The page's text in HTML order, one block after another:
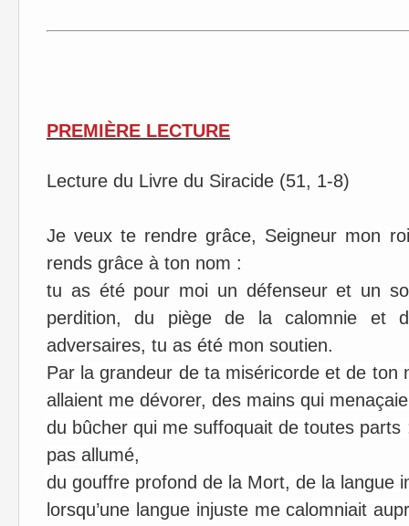
PREMIÈRE LECTURE
Lecture du Livre du Siracide (51, 1-8)
Je veux te rendre grâce, Seigneur mon
rends grâce à ton nom :
tu as été pour moi un défenseur et un
perdition, du piège de la calomnie et
adversaires, tu as été mon soutien.
Par la grandeur de ta miséricorde et de ton
allaient me dévorer, des mains qui
du bûcher qui me suffoquait de toutes parts
pas allumé,
du gouffre profond de la Mort, de la langue
lorsqu’une langue injuste me calomniait